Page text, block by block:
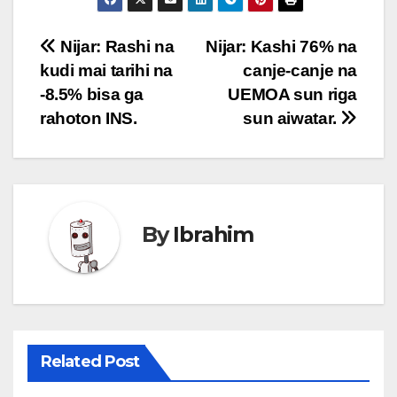
Post
navigation
Nijar: Kashi 76% na
canje-canje na
UEMOA sun riga
sun aiwatar.
Nijar: Rashi na
kudi mai tarihi na
-8.5% bisa ga
rahoton INS.
ByIbrahim
Related Post